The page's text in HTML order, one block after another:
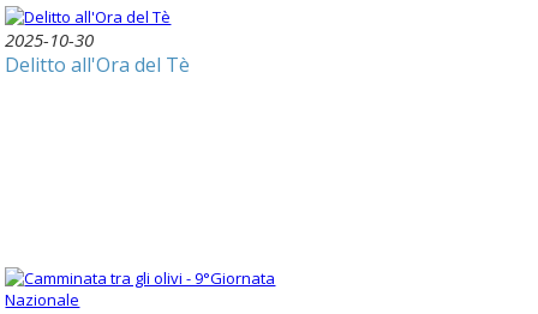
2025-10-30
Delitto all'Ora del Tè